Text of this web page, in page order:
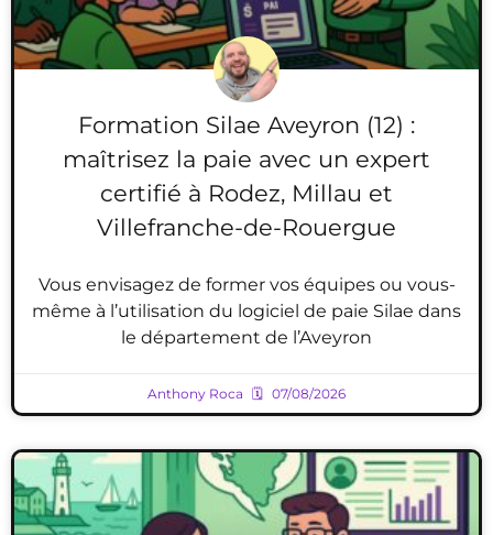
Formation Silae Aveyron (12) :
maîtrisez la paie avec un expert
certifié à Rodez, Millau et
Villefranche-de-Rouergue
Vous envisagez de former vos équipes ou vous-
même à l’utilisation du logiciel de paie Silae dans
le département de l’Aveyron
Anthony Roca 07/08/2026